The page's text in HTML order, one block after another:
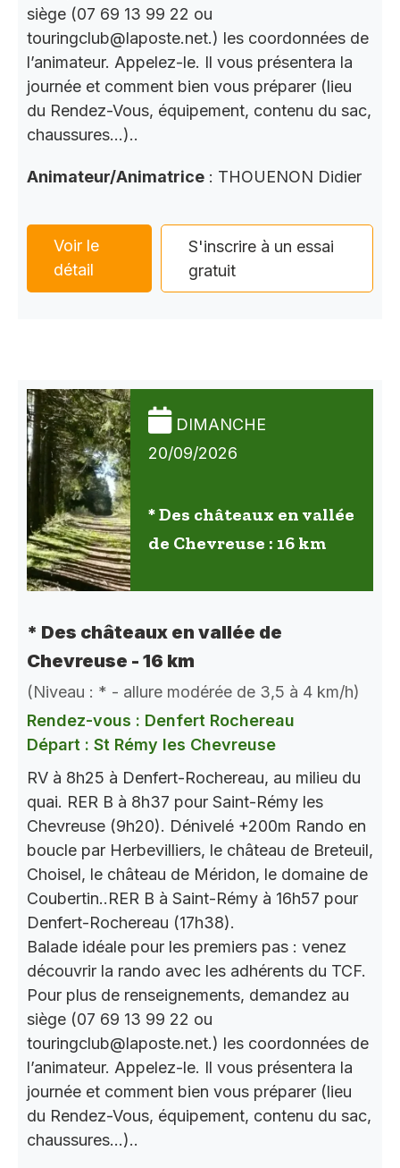
siège (07 69 13 99 22 ou
touringclub@laposte.net.) les coordonnées de
l’animateur. Appelez-le. Il vous présentera la
journée et comment bien vous préparer (lieu
du Rendez-Vous, équipement, contenu du sac,
chaussures…)..
Animateur/Animatrice : THOUENON Didier
Voir le
détail
S'inscrire à un essai
gratuit
DIMANCHE
20/09/2026
* Des châteaux en vallée
de Chevreuse : 16 km
* Des châteaux en vallée de
Chevreuse - 16 km
(Niveau : * - allure modérée de 3,5 à 4 km/h)
Rendez-vous : Denfert Rochereau
Départ : St Rémy les Chevreuse
RV à 8h25 à Denfert-Rochereau, au milieu du
quai. RER B à 8h37 pour Saint-Rémy les
Chevreuse (9h20). Dénivelé +200m Rando en
boucle par Herbevilliers, le château de Breteuil,
Choisel, le château de Méridon, le domaine de
Coubertin..RER B à Saint-Rémy à 16h57 pour
Denfert-Rochereau (17h38).
Balade idéale pour les premiers pas : venez
découvrir la rando avec les adhérents du TCF.
Pour plus de renseignements, demandez au
siège (07 69 13 99 22 ou
touringclub@laposte.net.) les coordonnées de
l’animateur. Appelez-le. Il vous présentera la
journée et comment bien vous préparer (lieu
du Rendez-Vous, équipement, contenu du sac,
chaussures…)..